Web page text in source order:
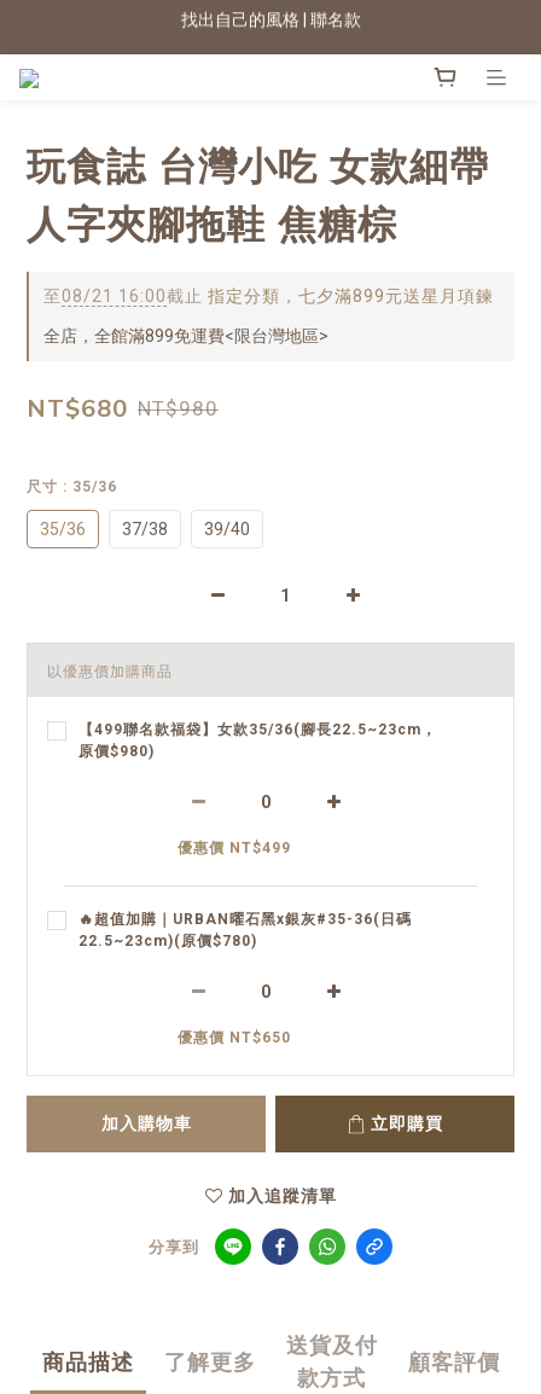
2026新色上市 | 快看
★七夕情人節 滿899送星月項鍊
玩食誌 台灣小吃 女款細帶
人字夾腳拖鞋 焦糖棕
至08/21 16:00截止 指定分類，七夕滿899元送星月項鍊
全店，全館滿899免運費<限台灣地區>
NT$680 NT$980
尺寸 : 35/36
35/36 37/38 39/40
以優惠價加購商品
【499聯名款福袋】女款35/36(腳長22.5~23cm，
原價$980)
優惠價 NT$499
🔥超值加購｜URBAN曜石黑x銀灰#35-36(日碼
22.5~23cm)(原價$780)
優惠價 NT$650
加入購物車 立即購買
加入追蹤清單
分享到
商品描述 了解更多
送貨及付
款方式
顧客評價